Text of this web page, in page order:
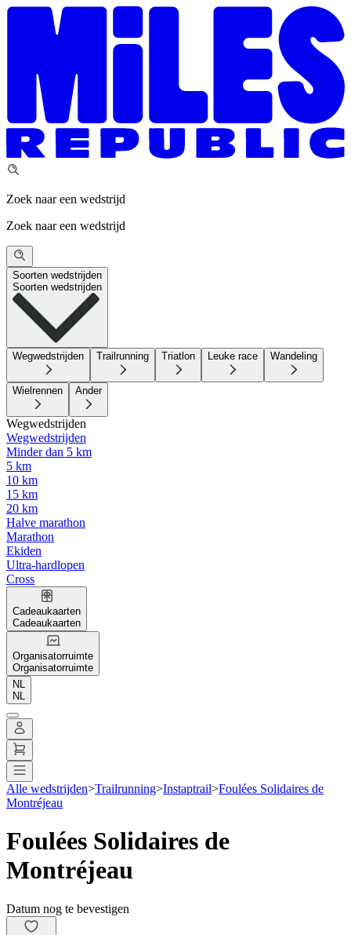
Zoek naar een wedstrijd
Zoek naar een wedstrijd
Soorten wedstrijden
Soorten wedstrijden
Wegwedstrijden Trailrunning Triatlon Leuke race Wandeling
Wielrennen Ander
Wegwedstrijden
Wegwedstrijden
Minder dan 5 km
5 km
10 km
15 km
20 km
Halve marathon
Marathon
Ekiden
Ultra-hardlopen
Cross
Cadeaukaarten
Cadeaukaarten
Organisatorruimte
Organisatorruimte
NL
NL
Alle wedstrijden>Trailrunning>Instaptrail>Foulées Solidaires de
Montréjeau
Foulées Solidaires de
Montréjeau
Datum nog te bevestigen